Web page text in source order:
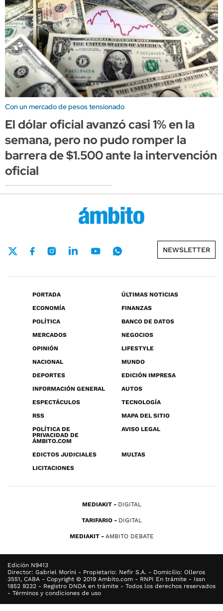
Con un mercado de pesos tensionado
El dólar oficial avanzó casi 1% en la
semana, pero no pudo romper la
barrera de $1.500 ante la intervención
oficial
NEWSLETTER
PORTADA
ÚLTIMAS NOTICIAS
ECONOMÍA
FINANZAS
POLÍTICA
BANCO DE DATOS
MERCADOS
NEGOCIOS
OPINIÓN
LIFESTYLE
NACIONAL
MUNDO
DEPORTES
EDICIÓN IMPRESA
INFORMACIÓN GENERAL
AUTOS
ESPECTÁCULOS
TECNOLOGÍA
RSS
MAPA DEL SITIO
POLÍTICA DE
PRIVACIDAD DE
ÁMBITO.COM
AVISO LEGAL
EDICTOS JUDICIALES
MULTAS
LICITACIONES
MEDIAKIT DIGITAL
TARIFARIO DIGITAL
MEDIAKIT AMBITO DEBATE
Edición N9413
Director: Gabriel Morini - Propietario: Nefir S.A. - Domicilio: Olleros
3551, CABA - Copyright © 2019 Ambito.com - RNPI En trámite - Issn
1852 9232 - Registro DNDA en trámite - Todos los derechos reservados
- Términos y condiciones de uso